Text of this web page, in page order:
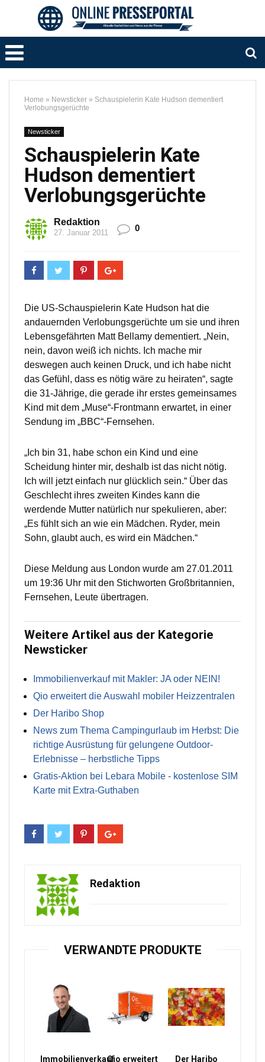
Home » Newsticker » Schauspielerin Kate Hudson dementiert
Verlobungsgerüchte
Newsticker
Schauspielerin Kate
Hudson dementiert
Verlobungsgerüchte
Redaktion
27. Januar 2011 0
Die US-Schauspielerin Kate Hudson hat die
andauernden Verlobungsgerüchte um sie und ihren
Lebensgefährten Matt Bellamy dementiert. „Nein,
nein, davon weiß ich nichts. Ich mache mir
deswegen auch keinen Druck, und ich habe nicht
das Gefühl, dass es nötig wäre zu heiraten“, sagte
die 31-Jährige, die gerade ihr erstes gemeinsames
Kind mit dem „Muse“-Frontmann erwartet, in einer
Sendung im „BBC“-Fernsehen.
„Ich bin 31, habe schon ein Kind und eine
Scheidung hinter mir, deshalb ist das nicht nötig.
Ich will jetzt einfach nur glücklich sein.“ Über das
Geschlecht ihres zweiten Kindes kann die
werdende Mutter natürlich nur spekulieren, aber:
„Es fühlt sich an wie ein Mädchen. Ryder, mein
Sohn, glaubt auch, es wird ein Mädchen.“
Diese Meldung aus London wurde am 27.01.2011
um 19:36 Uhr mit den Stichworten Großbritannien,
Fernsehen, Leute übertragen.
Weitere Artikel aus der Kategorie
Newsticker
Immobilienverkauf mit Makler: JA oder NEIN!
Qio erweitert die Auswahl mobiler Heizzentralen
Der Haribo Shop
News zum Thema Campingurlaub im Herbst: Die
richtige Ausrüstung für gelungene Outdoor-
Erlebnisse – herbstliche Tipps
Gratis-Aktion bei Lebara Mobile - kostenlose SIM
Karte mit Extra-Guthaben
Redaktion
VERWANDTE PRODUKTE
ImmobilienverkaufQio erweitert Der Haribo